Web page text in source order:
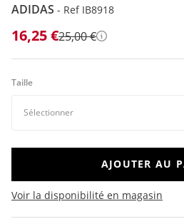
ADIDAS - Ref IB8918
16,25 €25,00 € Détails
Taille
AJOUTER AU
Voir la disponibilité en magasin